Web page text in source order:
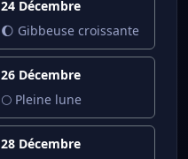
24 Décembre
🌔 Gibbeuse croissante
26 Décembre
🌕 Pleine lune
28 Décembre